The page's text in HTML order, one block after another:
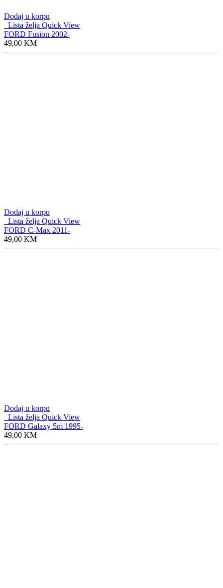
Dodaj u korpu
Lista želja Quick View
FORD Fusion 2002-
49,00 KM
Dodaj u korpu
Lista želja Quick View
FORD C-Max 2011-
49,00 KM
Dodaj u korpu
Lista želja Quick View
FORD Galaxy 5m 1995-
49,00 KM